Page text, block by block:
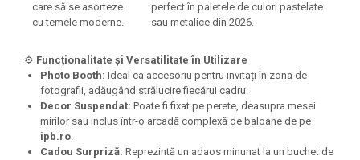
care să se asorteze
cu temele moderne.
perfect în paletele de culori pastelate
sau metalice din 2026.
⚙️ Funcționalitate și Versatilitate în Utilizare
Photo Booth: Ideal ca accesoriu pentru invitați în zona de
fotografii, adăugând strălucire fiecărui cadru.
Decor Suspendat: Poate fi fixat pe perete, deasupra mesei
mirilor sau inclus într-o arcadă complexă de baloane de pe
ipb.ro.
Cadou Surpriză: Reprezintă un adaos minunat la un buchet de